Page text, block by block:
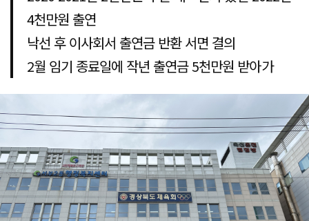
4천만원 출연
낙선 후 이사회서 출연금 반환 서면 결의
2월 임기 종료일에 작년 출연금 5천만원 받아가